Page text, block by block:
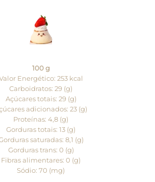
100 g
Energético: 253 kcal
Carboidratos: 29 (g)
Açúcares totais: 29 (g)
adicionados: 23 (g)
Proteínas: 4,8 (g)
Gorduras totais: 13 (g)
saturadas: 8,1 (g)
Gorduras trans: 0 (g)
Fibras alimentares: 0 (g)
Sódio: 70 (mg)